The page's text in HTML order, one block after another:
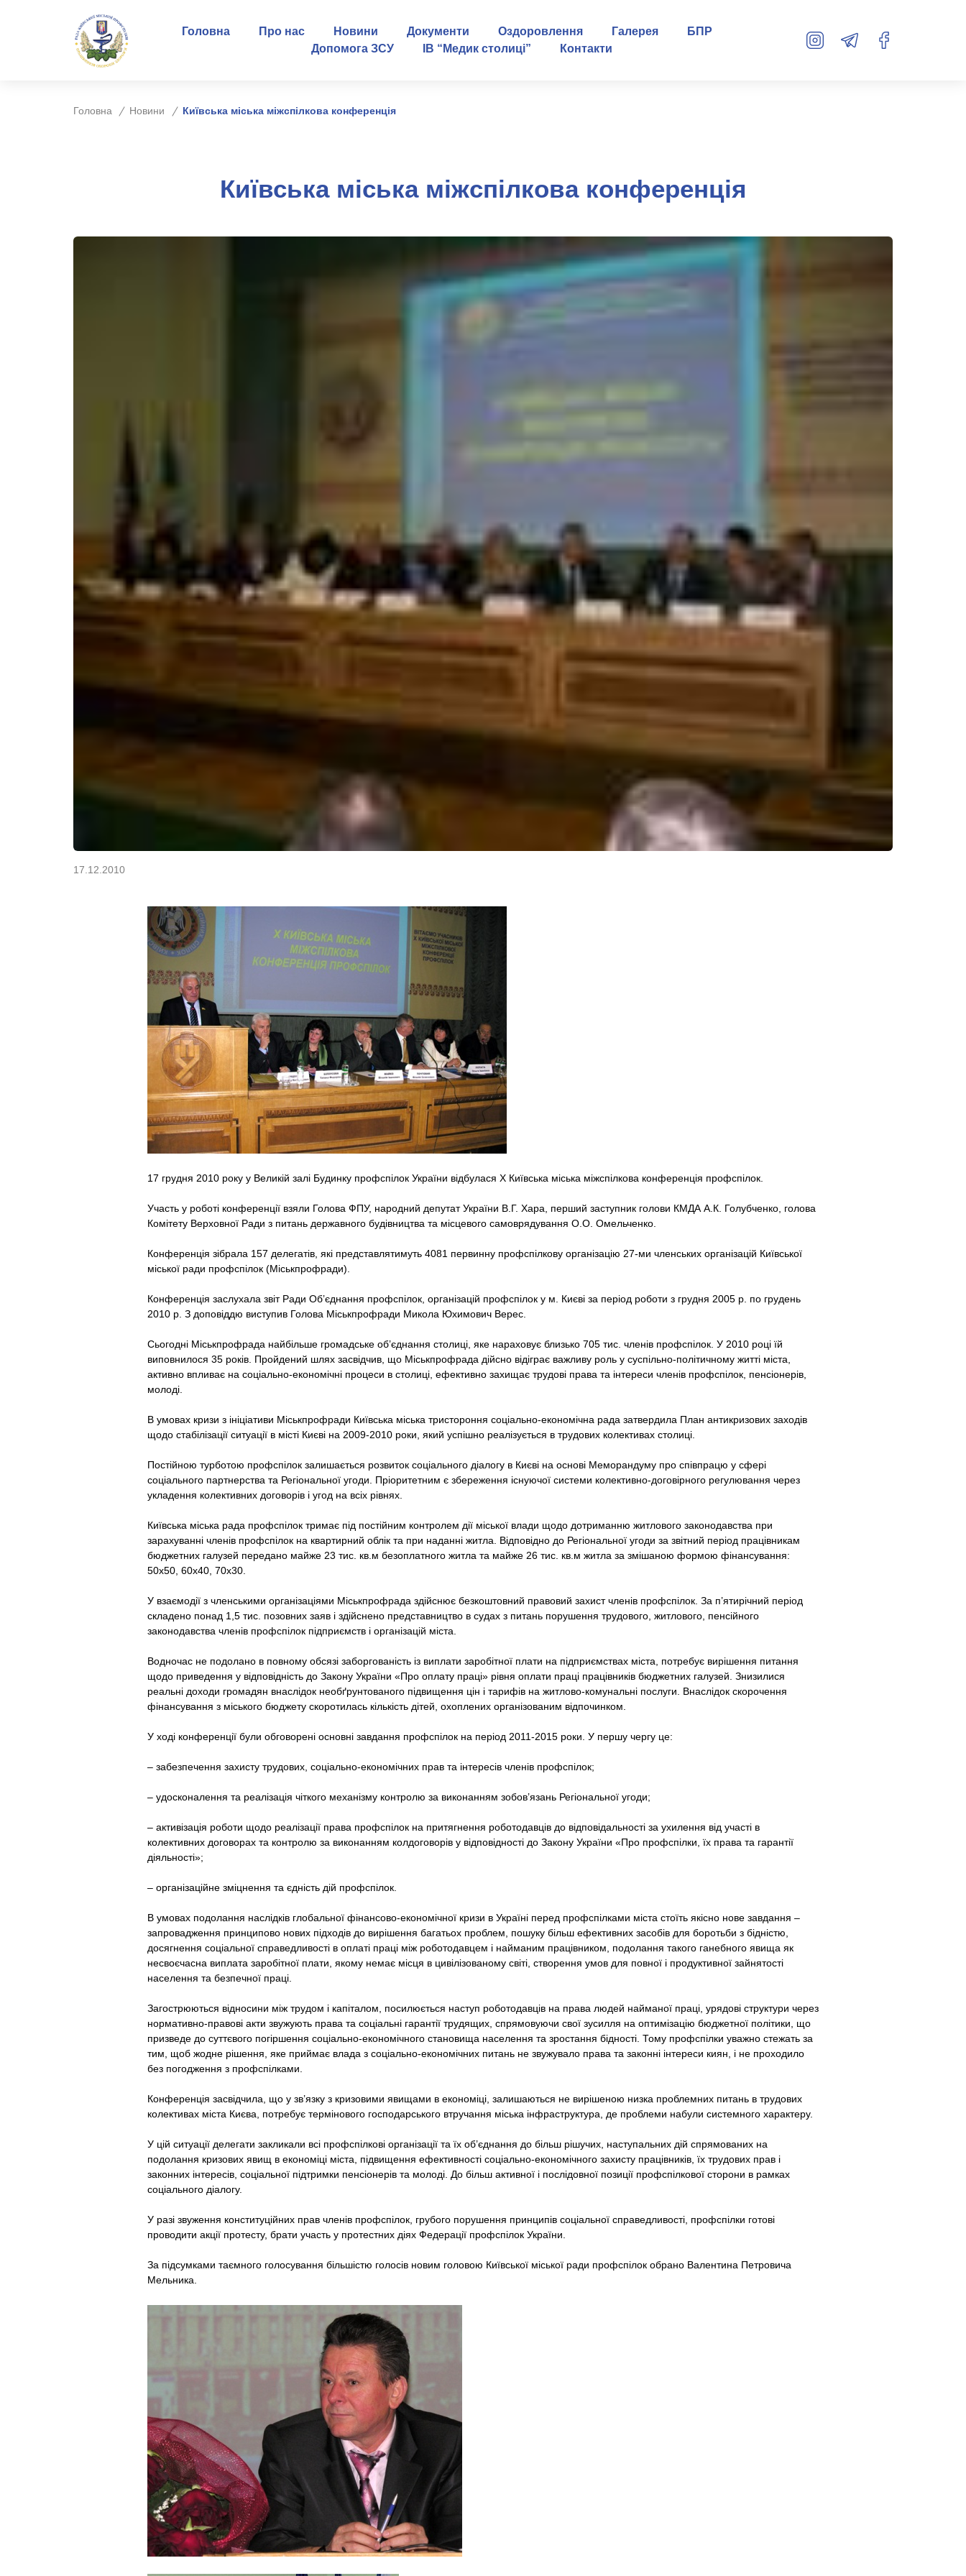
Головна Про нас Новини Документи Оздоровлення Галерея
БПР
Допомога ЗСУ
ІВ “Медик столиці” Контакти
Головна Новини Київська міська міжспілкова конференція
Київська міська міжспілкова конференція
17.12.2010
17 грудня 2010 року у Великій залі Будинку профспілок України відбулася Х Київська міська міжспілкова конференція профспілок.
Участь у роботі конференції взяли Голова ФПУ, народний депутат України В.Г. Хара, перший заступник голови КМДА А.К. Голубченко, голова
Комітету Верховної Ради з питань державного будівництва та місцевого самоврядування О.О. Омельченко.
Конференція зібрала 157 делегатів, які представлятимуть 4081 первинну профспілкову організацію 27-ми членських організацій Київської
міської ради профспілок (Міськпрофради).
Конференція заслухала звіт Ради Об’єднання профспілок, організацій профспілок у м. Києві за період роботи з грудня 2005 р. по грудень
2010 р. З доповіддю виступив Голова Міськпрофради Микола Юхимович Верес.
Сьогодні Міськпрофрада найбільше громадське об’єднання столиці, яке нараховує близько 705 тис. членів профспілок. У 2010 році їй
виповнилося 35 років. Пройдений шлях засвідчив, що Міськпрофрада дійсно відіграє важливу роль у суспільно-політичному житті міста,
активно впливає на соціально-економічні процеси в столиці, ефективно захищає трудові права та інтереси членів профспілок, пенсіонерів,
молоді.
В умовах кризи з ініціативи Міськпрофради Київська міська тристороння соціально-економічна рада затвердила План антикризових заходів
щодо стабілізації ситуації в місті Києві на 2009-2010 роки, який успішно реалізується в трудових колективах столиці.
Постійною турботою профспілок залишається розвиток соціального діалогу в Києві на основі Меморандуму про співпрацю у сфері
соціального партнерства та Регіональної угоди. Пріоритетним є збереження існуючої системи колективно-договірного регулювання через
укладення колективних договорів і угод на всіх рівнях.
Київська міська рада профспілок тримає під постійним контролем дії міської влади щодо дотриманню житлового законодавства при
зарахуванні членів профспілок на квартирний облік та при наданні житла. Відповідно до Регіональної угоди за звітний період працівникам
бюджетних галузей передано майже 23 тис. кв.м безоплатного житла та майже 26 тис. кв.м житла за змішаною формою фінансування:
50х50, 60х40, 70х30.
У взаємодії з членськими організаціями Міськпрофрада здійснює безкоштовний правовий захист членів профспілок. За п’ятирічний період
складено понад 1,5 тис. позовних заяв і здійснено представництво в судах з питань порушення трудового, житлового, пенсійного
законодавства членів профспілок підприємств і організацій міста.
Водночас не подолано в повному обсязі заборгованість із виплати заробітної плати на підприємствах міста, потребує вирішення питання
щодо приведення у відповідність до Закону України «Про оплату праці» рівня оплати праці працівників бюджетних галузей. Знизилися
реальні доходи громадян внаслідок необґрунтованого підвищення цін і тарифів на житлово-комунальні послуги. Внаслідок скорочення
фінансування з міського бюджету скоротилась кількість дітей, охоплених організованим відпочинком.
У ході конференції були обговорені основні завдання профспілок на період 2011-2015 роки. У першу чергу це:
– забезпечення захисту трудових, соціально-економічних прав та інтересів членів профспілок;
– удосконалення та реалізація чіткого механізму контролю за виконанням зобов’язань Регіональної угоди;
– активізація роботи щодо реалізації права профспілок на притягнення роботодавців до відповідальності за ухилення від участі в
колективних договорах та контролю за виконанням колдоговорів у відповідності до Закону України «Про профспілки, їх права та гарантії
діяльності»;
– організаційне зміцнення та єдність дій профспілок.
В умовах подолання наслідків глобальної фінансово-економічної кризи в Україні перед профспілками міста стоїть якісно нове завдання –
запровадження принципово нових підходів до вирішення багатьох проблем, пошуку більш ефективних засобів для боротьби з бідністю,
досягнення соціальної справедливості в оплаті праці між роботодавцем і найманим працівником, подолання такого ганебного явища як
несвоєчасна виплата заробітної плати, якому немає місця в цивілізованому світі, створення умов для повної і продуктивної зайнятості
населення та безпечної праці.
Загострюються відносини між трудом і капіталом, посилюється наступ роботодавців на права людей найманої праці, урядові структури через
нормативно-правові акти звужують права та соціальні гарантії трудящих, спрямовуючи свої зусилля на оптимізацію бюджетної політики, що
призведе до суттєвого погіршення соціально-економічного становища населення та зростання бідності. Тому профспілки уважно стежать за
тим, щоб жодне рішення, яке приймає влада з соціально-економічних питань не звужувало права та законні інтереси киян, і не проходило
без погодження з профспілками.
Конференція засвідчила, що у зв’язку з кризовими явищами в економіці, залишаються не вирішеною низка проблемних питань в трудових
колективах міста Києва, потребує термінового господарського втручання міська інфраструктура, де проблеми набули системного характеру.
У цій ситуації делегати закликали всі профспілкові організації та їх об’єднання до більш рішучих, наступальних дій спрямованих на
подолання кризових явищ в економіці міста, підвищення ефективності соціально-економічного захисту працівників, їх трудових прав і
законних інтересів, соціальної підтримки пенсіонерів та молоді. До більш активної і послідовної позиції профспілкової сторони в рамках
соціального діалогу.
У разі звуження конституційних прав членів профспілок, грубого порушення принципів соціальної справедливості, профспілки готові
проводити акції протесту, брати участь у протестних діях Федерації профспілок України.
За підсумками таємного голосування більшістю голосів новим головою Київської міської ради профспілок обрано Валентина Петровича
Мельника.